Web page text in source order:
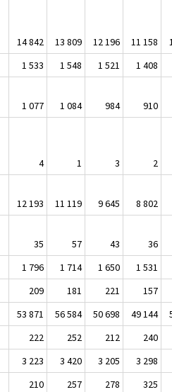
14 842 13 809 12 196 11 158
1 533 1 548 1 521
1 408
1 077 1 084 984
910
4 1 3
2
12 193 11 119 9 645
8 802
35 57 43
36
1 796 1 714 1 650
1 531
209 181 221
157
53 871 56 584 50 698 49 144
222 252 212
240
3 223 3 420 3 205
3 298
210 257 278
325